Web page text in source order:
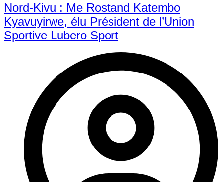
Nord-Kivu : Me Rostand Katembo
Kyavuyirwe, élu Président de l’Union
Sportive Lubero Sport